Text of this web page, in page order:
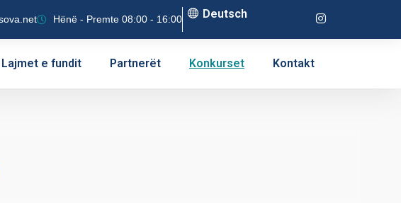
Hënë - Premte 08:00 - 16:00 Deutsch
Lajmet e fundit Partnerët Konkurset Kontakt